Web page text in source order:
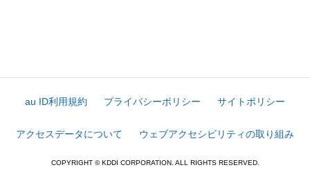
au ID利用規約 プライバシーポリシー サイトポリシー
アクセスデータについて ウェブアクセシビリティの取り組み
COPYRIGHT © KDDI CORPORATION. ALL RIGHTS RESERVED.